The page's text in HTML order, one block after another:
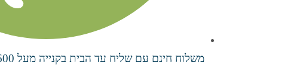
משלוח חינם עם שליח עד הבית בקנייה מעל ₪600